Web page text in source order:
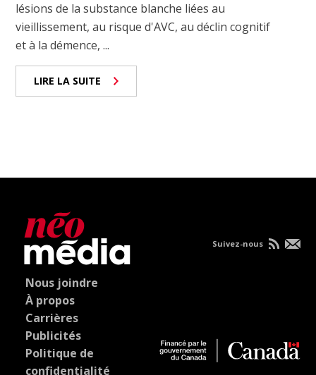
lésions de la substance blanche liées au
vieillissement, au risque d'AVC, au déclin cognitif
et à la démence, ...
LIRE LA SUITE
Nous joindre
À propos
Carrières
Publicités
Politique de
confidentialité
Suivez-nous